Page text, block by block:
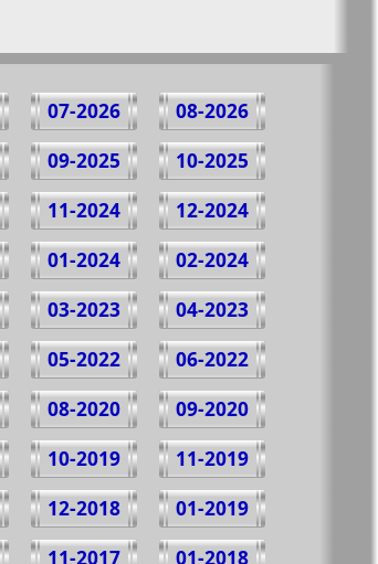
08-2026
07-2026
10-2025
09-2025
12-2024
11-2024
02-2024
01-2024
04-2023
03-2023
06-2022
05-2022
09-2020
08-2020
11-2019
10-2019
01-2019
12-2018
01-2018
11-2017